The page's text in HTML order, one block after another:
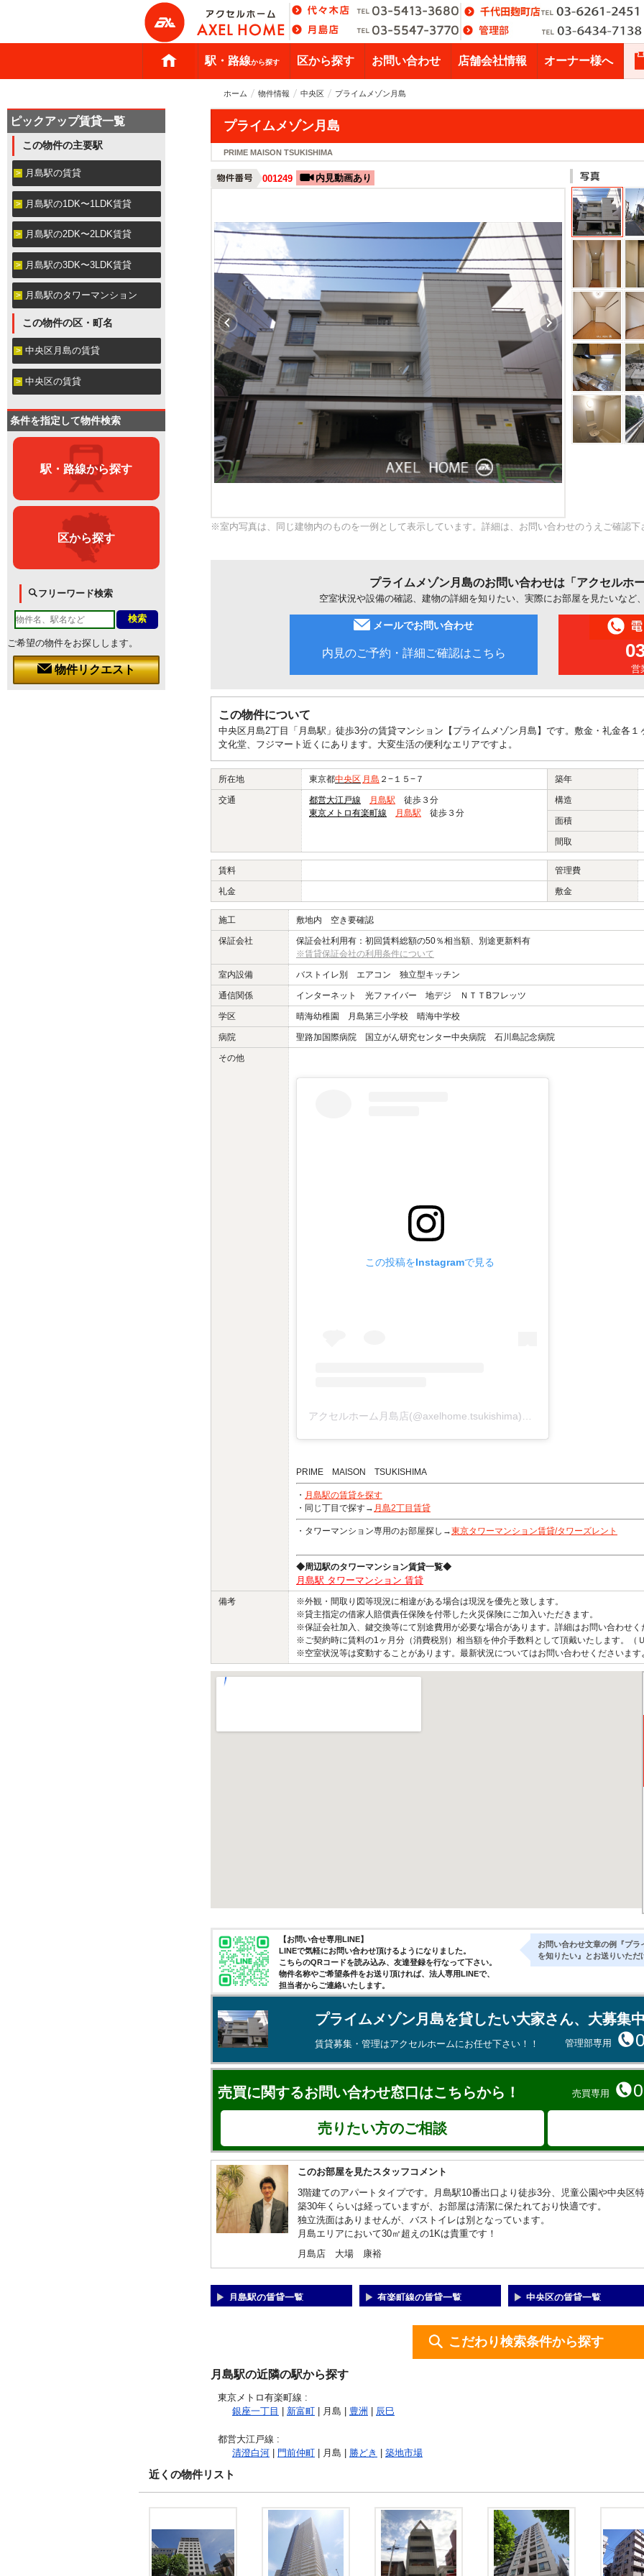
駅・路線から探す 区から探す お問い合わせ 店舗会社情報 オーナー様へ
ホーム 物件情報 中央区 プライムメゾン月島
プライムメゾン月島
PRIME MAISON TSUKISHIMA
001249 内見動画あり
※室内写真は、同じ建物内のものを一例として表示しています。詳細は、お問い合わせのうえご確認下
プライムメゾン月島のお問い合わせは「アクセルホ
空室状況や設備の確認、建物の詳細を知りたい、実際にお部屋を見たいなど
メールでお問い合わせ
内見のご予約・詳細ご確認はこちら
営
この物件について
中央区月島2丁目「月島駅」徒歩3分の賃貸マンション【プライムメゾン月島】です。敷金・礼金各
文化堂、フジマート近くにあります。大変生活の便利なエリアですよ。
所在地 東京都中央区 月島 ２−１５−７ 築年
交通 都営大江戸線 月島駅 徒歩３分
東京メトロ有楽町線
月島駅 徒歩３分
構造
面積
間取
賃料 管理費
礼金 敷金
施工 敷地内 空き要確認
保証会社
保証会社利用有：初回賃料総額の50％相当額、別途更新料有
※賃貸保証会社の利用条件について
室内設備 バストイレ別 エアコン 独立型キッチン
通信関係 インターネット 光ファイバー 地デジ ＮＴＴBフレッツ
学区 晴海幼稚園 月島第三小学校 晴海中学校
病院 聖路加国際病院 国立がん研究センター中央病院 石川島記念病院
その他
この投稿をInstagramで見る
PRIME MAISON TSUKISHIMA
・ 月島駅の賃貸を探す
・同じ丁目で探す→ 月島2丁目賃貸
・タワーマンション専用のお部屋探し→東京タワーマンション賃貸/タワーズレント
◆周辺駅のタワーマンション賃貸一覧◆
月島駅 タワーマンション 賃貸
備考
※外観・間取り図等現況に相違がある場合は現況を優先と致します
※貸主指定の借家人賠償責任保険を付帯した火災保険にご加入いただきます。
※保証会社加入、鍵交換等にて別途費用が必要な場合があります。詳細はお問い合わせく
※ご契約時に賃料の1ヶ月分（消費税別）相当額を仲介手数料として頂戴いたします。（
※空室状況等は変動することがあります。最新状況についてはお問い合わせくださいます
【お問い合せ専用LINE】
LINEで気軽にお問い合わせ頂けるようになりました。
こちらのQRコードを読み込み、友達登録を行なって下さい。
物件名称やご希望条件をお送り頂ければ、法人専用LINEで、
担当者からご連絡いたします。
お問い合わせ文章の例『プ
を知りたい』とお送りいただ
プライムメゾン月島を貸したい大家さん、大募集中
賃貸募集・管理はアクセルホームにお任せ下さい！！ 管理部専用
売買に関するお問い合わせ窓口はこちらから！ 売買専用
売りたい方のご相談
このお部屋を見たスタッフコメント
3階建てのアパートタイプです。月島駅10番出口より徒歩3分、児童公園や中央区
築30年くらいは経っていますが、お部屋は清潔に保たれており快適です。
独立洗面はありませんが、バストイレは別となっています。
月島エリアにおいて30㎡超えの1Kは貴重です！
月島店 大場 康裕
月島駅の賃貸一覧 有楽町線の賃貸一覧 中央区の賃貸一覧
こだわり検索条件から探す
月島駅の近隣の駅から探す
東京メトロ有楽町線 :
銀座一丁目
新富町 | 月島 | 豊洲 辰巳
都営大江戸線 :
清澄白河
門前仲町 | 月島 | 勝どき 築地市場
近くの物件リスト
ピックアップ賃貸一覧
この物件の主要駅
月島駅の賃貸
月島駅の1DK〜1LDK賃貸
月島駅の2DK〜2LDK賃貸
月島駅の3DK〜3LDK賃貸
月島駅のタワーマンション
この物件の区・町名
中央区月島の賃貸
中央区の賃貸
条件を指定して物件検索
駅・路線から探す
区から探す
フリーワード検索
ご希望の物件をお探しします。
物件リクエスト